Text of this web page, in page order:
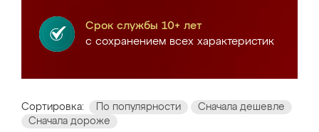
Срок службы 10+ лет
с сохранением всех характеристик
Сортировка: По популярности
Сначала дешевле
Сначала дороже